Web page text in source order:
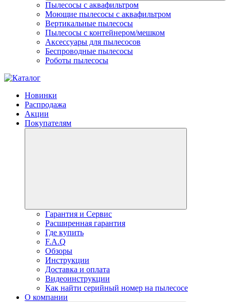
Пылесосы с аквафильтром
Моющие пылесосы с аквафильтром
Вертикальные пылесосы
Пылесосы с контейнером/мешком
Аксессуары для пылесосов
Беспроводные пылесосы
Роботы пылесосы
Новинки
Распродажа
Акции
Покупателям
Гарантия и Сервис
Расширенная гарантия
Где купить
F.A.Q
Обзоры
Инструкции
Доставка и оплата
Видеоинструкции
Как найти серийный номер на пылесосе
О компании